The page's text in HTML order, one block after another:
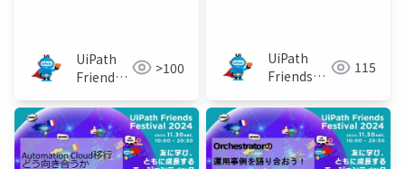
UiPath
Friends
>100
UiPath
Friends
115